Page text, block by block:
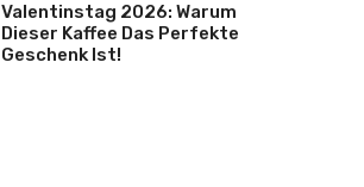
Valentinstag 2026: Warum
Dieser Kaffee Das Perfekte
Geschenk Ist!